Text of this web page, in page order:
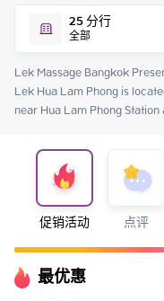
Monday
Tuesday
Wednesday
Thursday
Friday
Saturday
25分行
全部
Lek Massage Bangkok
Lek Hua Lam Phong is
near Hua Lam Phong Station
促销活动 点评
最优惠